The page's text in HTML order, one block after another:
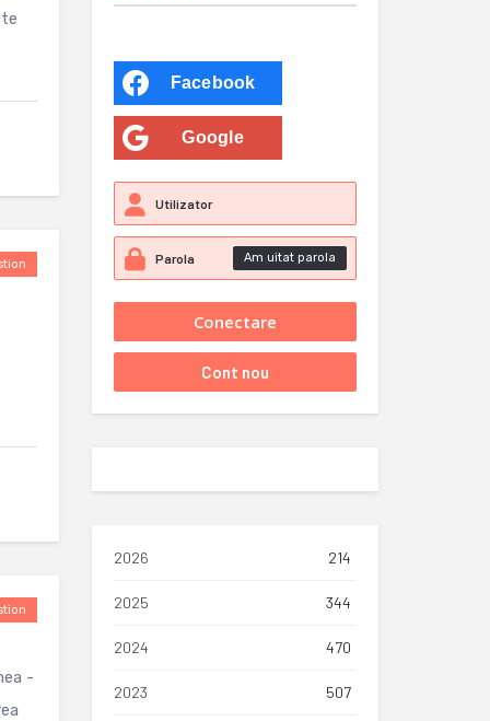
-
Facebook
Google
Am uitat parola
2026 214
2025 344
2024 470
2023 507